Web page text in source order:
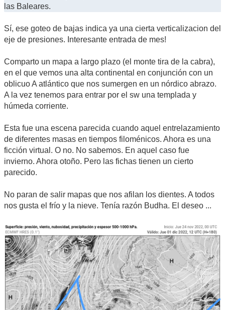
las Baleares.
Sí, ese goteo de bajas indica ya una cierta verticalizacion del
eje de presiones. Interesante entrada de mes!
Comparto un mapa a largo plazo (el monte tira de la cabra),
en el que vemos una alta continental en conjunción con un
oblicuo A atlántico que nos sumergen en un nórdico abrazo.
A la vez tenemos para entrar por el sw una templada y
húmeda corriente.
Esta fue una escena parecida cuando aquel entrelazamiento
de diferentes masas en tiempos filoménicos. Ahora es una
ficción virtual. O no. No sabemos. En aquel caso fue
invierno. Ahora otoño. Pero las fichas tienen un cierto
parecido.
No paran de salir mapas que nos afilan los dientes. A todos
nos gusta el frío y la nieve. Tenía razón Budha. El deseo ...